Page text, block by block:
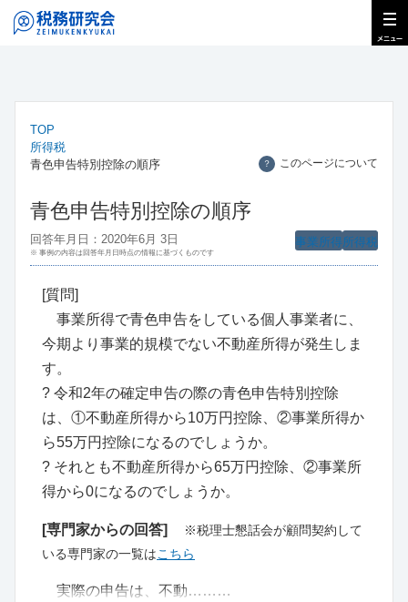
TOP
所得税
青色申告特別控除の順序
？ このページについて
青色申告特別控除の順序
所得税
事業所得
回答年月日：2020年6月 3日
※ 事例の内容は回答年月日時点の情報に基づくものです
[質問]
事業所得で青色申告をしている個人事業者に、
今期より事業的規模でない不動産所得が発生しま
す。
? 令和2年の確定申告の際の青色申告特別控除
は、①不動産所得から10万円控除、②事業所得か
ら55万円控除になるのでしょうか。
? それとも不動産所得から65万円控除、②事業所
得から0になるのでしょうか。
[専門家からの回答]
※税理士懇話会が顧問契約して
いる専門家の一覧はこちら
実際の申告は、不動………